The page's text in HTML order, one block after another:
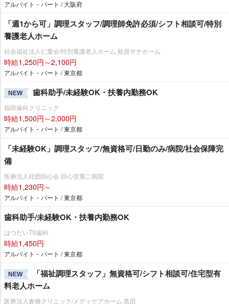
アルバイト・パート / 大阪府
「週1から可」調理スタッフ/調理師免許必須/シフト相談可/特別
養護老人ホーム
社会福祉法人仁愛会/特別養護老人ホーム 桧原サナホーム
時給1,250円～2,100円
アルバイト・パート / 東京都
NEW 歯科助手/未経験OK・扶養内勤務OK
福田歯科クリニック
時給1,500円～2,000円
アルバイト・パート / 東京都
「未経験OK」調理スタッフ/無資格可/日勤のみ/病院/社会保障完
備
医療法人社団回心会 回心堂第二病院
時給1,230円～
アルバイト・パート / 東京都
歯科助手/未経験OK・扶養内勤務OK
はつだいTS歯科
時給1,450円
アルバイト・パート / 東京都
NEW
「福祉調理スタッフ」無資格可/シフト相談可/住宅型有
料老人ホーム
医療法人倉橋クリニック/メディケアホーム 島田